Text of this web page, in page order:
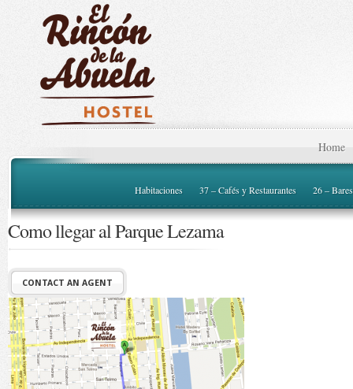
Home
Habitaciones 37 – Cafés y Restaurantes 26 –
Como llegar al Parque Lezama
CONTACT AN AGENT